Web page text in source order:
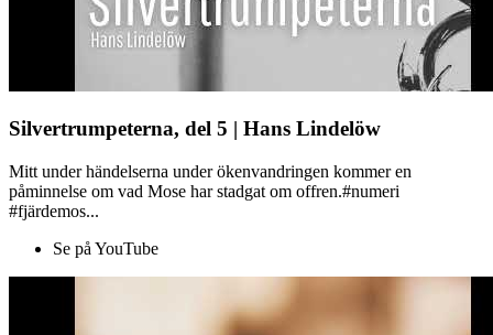
Silvertrumpeterna, del 5 | Hans Lindelöw
Mitt under händelserna under ökenvandringen kommer en
påminnelse om vad Mose har stadgat om offren.#numeri
#fjärdemos...
Se på YouTube